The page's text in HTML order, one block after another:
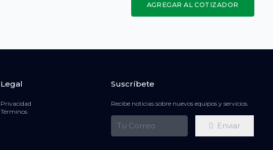
AGREGAR AL COTIZADOR
Legal
Privacidad
Términos
Suscríbete
Recibe noticias sobre nuevos equipos y servicios.
Enviar